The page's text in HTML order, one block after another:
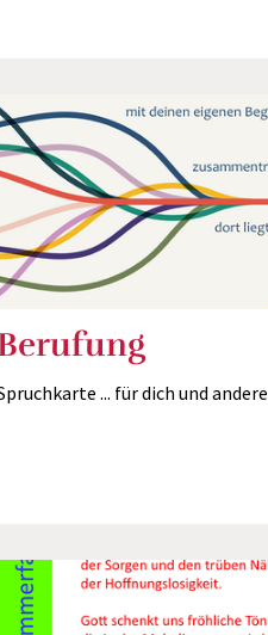
... für dich und andere